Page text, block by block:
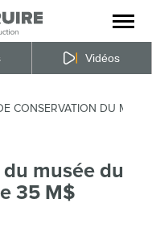
la
du
Vidéos
CONSERVATION DU
musée du
35 M$